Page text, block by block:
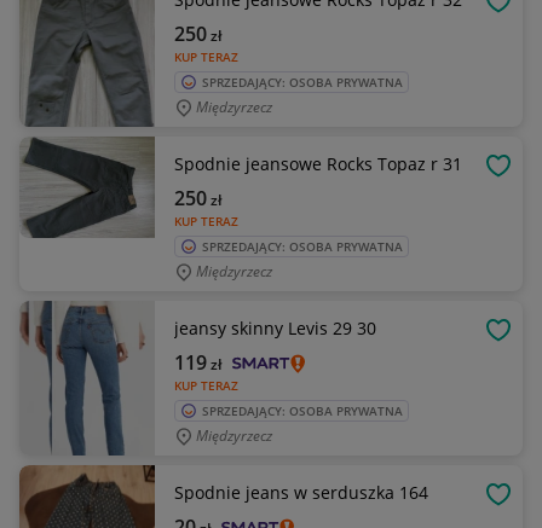
KUP TERAZ
250zł
SPRZEDAJĄCY: OSOBA PRYWATNA
Międzyrzecz
Spodnie jeansowe Rocks Topaz r 31
KUP TERAZ
250zł
SPRZEDAJĄCY: OSOBA PRYWATNA
Międzyrzecz
jeansy skinny Levis 29 30
KUP TERAZ
119zł
SPRZEDAJĄCY: OSOBA PRYWATNA
Międzyrzecz
Spodnie jeans w serduszka 164